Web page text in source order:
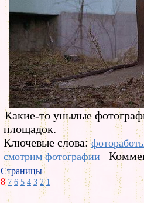
Какие-то унылые
площадок.
Ключевые слова:
смотрим фотографии
Страницы
8 7 6 5 4 3 2 1